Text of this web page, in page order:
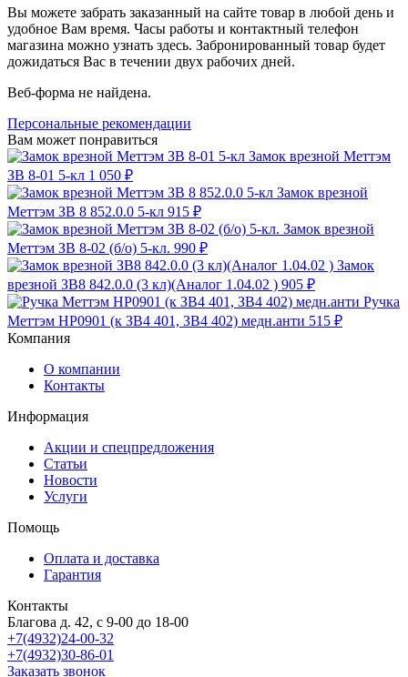
Вы можете забрать заказанный на сайте товар в любой день и
удобное Вам время. Часы работы и контактный телефон
магазина можно узнать здесь. Забронированный товар будет
дожидаться Вас в течении двух рабочих дней.
Веб-форма не найдена.
Персональные рекомендации
Вам может понравиться
Замок врезной Меттэм
ЗВ 8-01 5-кл 1 050 ₽
Замок врезной
Меттэм ЗВ 8 852.0.0 5-кл 915 ₽
Замок врезной
Меттэм ЗВ 8-02 (б/о) 5-кл. 990 ₽
Замок
врезной ЗВ8 842.0.0 (3 кл)(Аналог 1.04.02 ) 905 ₽
Ручка
Меттэм НР0901 (к ЗВ4 401, ЗВ4 402) медн.анти 515 ₽
Компания
О компании
Контакты
Информация
Акции и спецпредложения
Статьи
Новости
Услуги
Помощь
Оплата и доставка
Гарантия
Контакты
Благова д. 42, с 9-00 до 18-00
+7(4932)24-00-32
+7(4932)30-86-01
Заказать звонок